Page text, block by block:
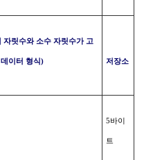
자릿수와 소수 자릿수가 고
데이터 형식) 저장소
5바이
트